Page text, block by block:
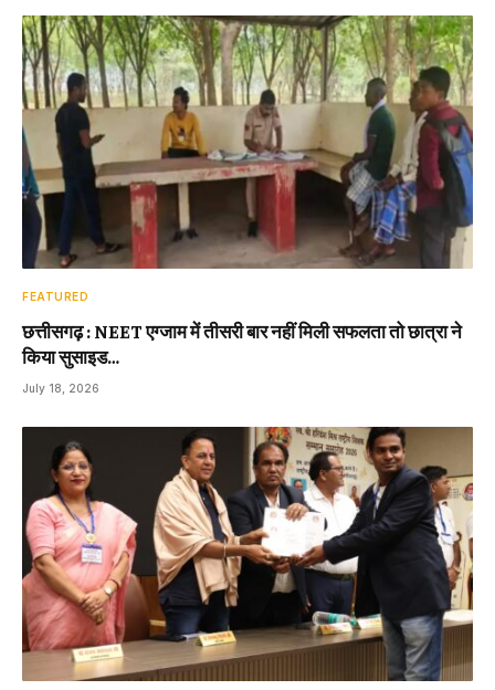
FEATURED
छत्तीसगढ़ : NEET एग्जाम में तीसरी बार नहीं मिली सफलता तो छात्रा ने
किया सुसाइड…
July 18, 2026